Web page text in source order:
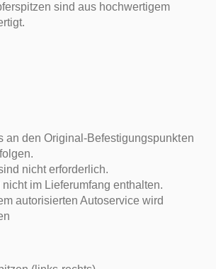
sind aus hochwertigem
an den Original-Befestigungspunkten
nicht erforderlich.
im Lieferumfang enthalten.
autorisierten Autoservice wird